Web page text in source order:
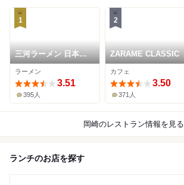
1
三河ラーメン 日本晴
れ
ラーメン
3.51
395人
2
ZARAME CLASSIC
カフェ
3.50
371人
岡崎のレストラン情報を見る
ランチのお店を探す